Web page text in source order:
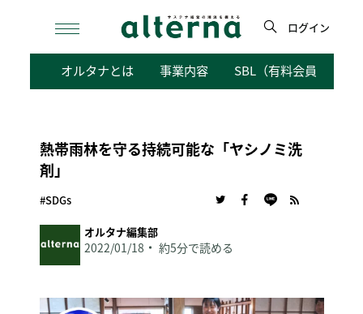
検
ログイン
オルタナとは 事業内容 SBL（有料会員向けサ
熱帯雨林を守る持続可能な「ヤシノミ洗
剤」
#SDGs
オルタナ編集部
2022/01/18 約5分で読める